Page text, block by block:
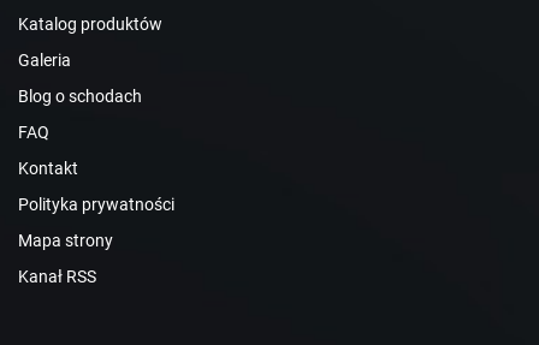
Katalog produktów
Galeria
Blog o schodach
FAQ
Kontakt
Polityka prywatności
Mapa strony
Kanał RSS